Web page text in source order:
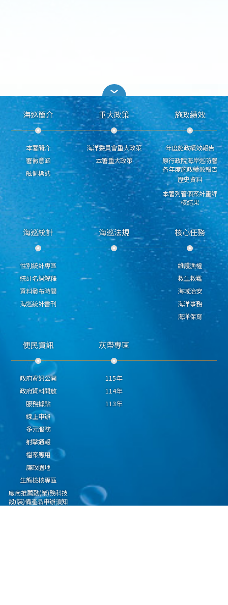
海巡簡介
本署簡介
署徽意涵
舷側標誌
重大政策
海洋委員會重大政策
本署重大政策
施政績效
年度施政績效報告
原行政院海岸巡防署
各年度施政績效報告
歷史資料
本署列管個案計畫評
核結果
海巡統計
性別統計專區
統計名詞解釋
資料發布時間
海巡統計書刊
海巡法規 核心任務
維護漁權
救生救難
海域治安
海洋事務
海洋保育
便民資訊
政府資訊公開
政府資料開放
服務據點
線上申辦
多元服務
射擊通報
檔案應用
廉政園地
生態檢核專區
廠商推薦勤(業)務科技
設(裝)備產品申辦須知
灰帶專區
115年
114年
113年